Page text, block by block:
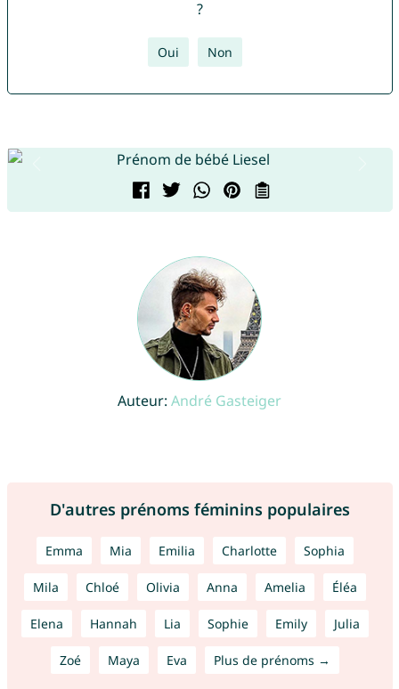
?
Oui Non
Auteur: André Gasteiger
D'autres prénoms féminins populaires
Emma Mia Emilia Charlotte Sophia
Mila Chloé Olivia Anna Amelia Éléa
Elena Hannah Lia Sophie Emily Julia
Zoé Maya Eva Plus de prénoms →